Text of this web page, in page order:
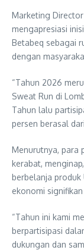
Marketing
mengapresiasi
Betabeq sebagai
dengan
“Tahun 2026
Sweat Run di
Tahun lalu
persen berasal
Menurutnya, para
kerabat,
berbelanja produk
ekonomi
“Tahun ini kami
berpartisipasi
dukungan dan